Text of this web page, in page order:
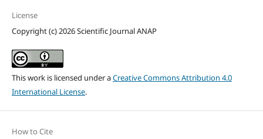
License
Copyright (c) 2026 Scientific Journal ANAP
This work is licensed under aCreative Commons Attribution 4.0
International License.
How to Cite